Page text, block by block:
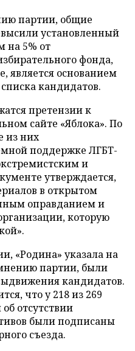
партии, общие
установленный
на 5% от
фонда,
является основанием
кандидатов.
претензии к
сайте «Яблока». По
из них
поддержке ЛГБТ-
и
утверждается,
в открытом
оправданием и
которую
«Родина» указала на
партии, были
кандидатов.
что у 218 из 269
отсутствии
были подписаны
съезда.